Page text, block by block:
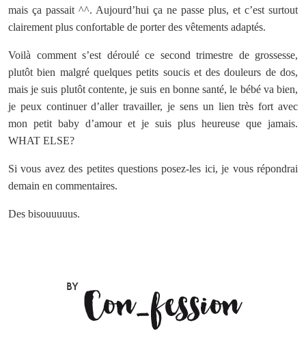
mais ça passait ^^. Aujourd’hui ça ne passe plus, et c’est surtout
clairement plus confortable de porter des vêtements adaptés.
Voilà comment s’est déroulé ce second trimestre de grossesse,
plutôt bien malgré quelques petits soucis et des douleurs de dos,
mais je suis plutôt contente, je suis en bonne santé, le bébé va bien,
je peux continuer d’aller travailler, je sens un lien très fort avec
mon petit baby d’amour et je suis plus heureuse que jamais.
WHAT ELSE?
Si vous avez des petites questions posez-les ici, je vous répondrai
demain en commentaires.
Des bisouuuuus.